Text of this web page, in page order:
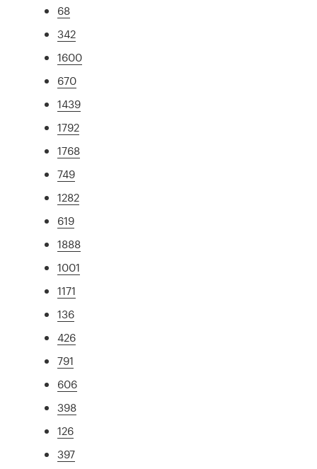
68
342
1600
670
1439
1792
1768
749
1282
619
1888
1001
1171
136
426
791
606
398
126
397